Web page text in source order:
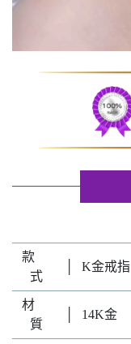
款
式
K金戒指
材
質
14K金